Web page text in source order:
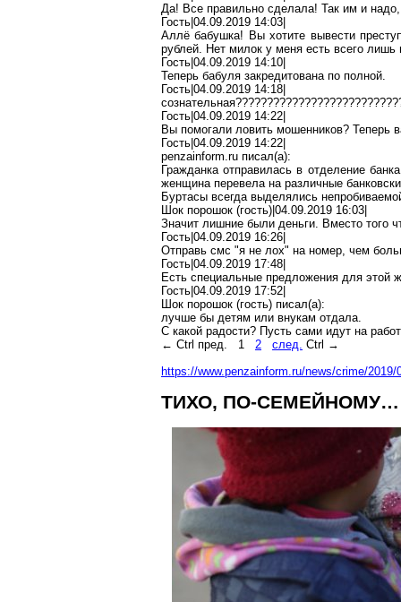
Да! Все правильно сделала! Так им и
Гость|04.09.2019 14:03|
Аллё бабушка! Вы хотите вывести
рублей. Нет милок у меня есть всего лишь
Гость|04.09.2019 14:10|
Теперь бабуля закредитованапо полной.
Гость|04.09.2019 14:18|
Гость|04.09.2019 14:22|
Вы помогали ловить мошенников? Теперь
Гость|04.09.2019 14:22|
penzainform.ru писал(a):
Гражданка отправилась в отделение
женщина перевела на различные
Буртасы всегда выделялись
Шок порошок (гость)|04.09.2019 16:03|
Значит лишние были деньги. Вместо того
Гость|04.09.2019 16:26|
Отправь смс "я не лох" на номер, чем
Гость|04.09.2019 17:48|
Есть специальные предложения для этой
Гость|04.09.2019 17:52|
Шок порошок (гость) писал(a):
лучше бы детям или внукам отдала.
С какой радости? Пусть сами идут на
← Ctrl пред. 1 2 след. Ctrl →
https://www.penzainform.ru/news/crime/
ТИХО, ПО-СЕМЕЙНОМУ…